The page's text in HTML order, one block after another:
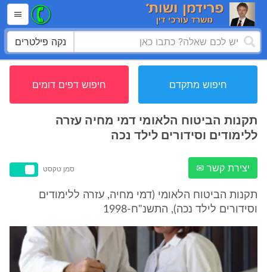
נקה פילטרים
חיפוש מתקדם חיפוש דפים דומים
תקנות הביטוח הלאומי דמי מחיה עזרה
ללימודים וסידורים לילד נכה
יצירת קשר ✉ סמן טקסט
תקנות הביטוח הלאומי (דמי מחיה, עזרה ללימודים
וסידורים לילד נכה), התשנ"ח-1998